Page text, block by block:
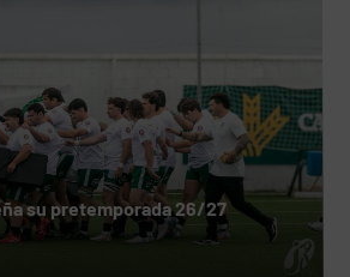
su pretemporada 26/27